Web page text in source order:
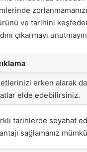
ve tarihini
çıkarmayı
erken alarak
elde edebilirsiniz.
tarihlerde seyahat
sağlamanız